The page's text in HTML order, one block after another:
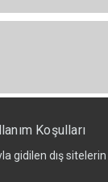
Koşulları
gidilen dış